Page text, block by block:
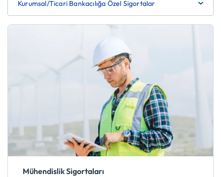
Kurumsal/Ticari Bankacılığa Özel Sigortalar
Mühendislik Sigortaları